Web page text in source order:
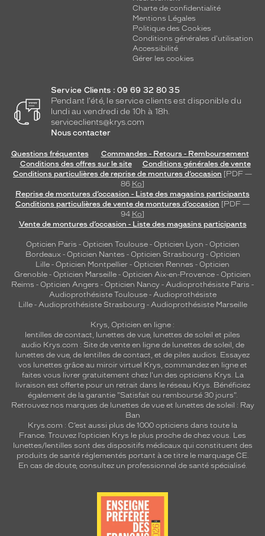
Charte de confidentialité
Mentions Légales
Politique des Cookies
Conditions générales d'utilisation
Accessibilité
Gérer les cookies
Service Clients : 09 69 32 80 35
Pendant l'été, le service clients est disponible du
lundi au vendredi de 10h à 18h.
serviceclients@krys.com
Nous contacter
Questions fréquentes
Commandes - Retours - Remboursement
Conditions des offres sur le site
Conditions générales de vente
Conditions particulières de reprise de montures d’occasion [PDF —
86 Ko]
Reprise de montures d’occasion - Liste des magasins participants
Conditions particulières de vente de montures d’occasion [PDF —
94 Ko]
Vente de montures d’occasion - Liste des magasins participants
Opticien Paris - Opticien Toulouse- Opticien Lyon - Opticien
Bordeaux- Opticien Nantes - Opticien Strasbourg - Opticien
Lille - Opticien Montpellier - Opticien Rennes - Opticien
Grenoble - Opticien Marseille - Opticien Aix-en-Provence - Opticien
Reims - Opticien Angers - Opticien Nancy - Audioprothésiste Paris -
Audioprothésiste Toulouse- Audioprothésiste
Lille- Audioprothésiste Strasbourg - Audioprothésiste Marseille
Krys, Opticien en ligne :
lentilles de contact, lunettes de vue, lunettes de soleil et piles
audio Krys.com : Site de vente en ligne de lunettes de soleil, de
lunettes de vue, de lentilles de contact, et de piles audios. Essayez
vos lunettes grâce au miroir virtuel Krys, commandez en ligne et
faites vous livrer gratuitement chez l'un des opticiens Krys. La
livraison est offerte pour un retrait dans le réseau Krys. Bénéficiez
également de la garantie "Satisfait ou remboursé 30 jours".
Retrouvez nos marques de lunettes de vue et lunettes de soleil : Ray
Ban
Krys.com : C’est aussi plus de 1000 opticiens dans toute la
France. Trouvez l’opticien Krys le plus proche de chez vous. Les
lunettes/lentilles sont des dispositifs médicaux qui constituent des
produits de santé réglementés portant à ce titre le marquage CE.
En cas de doute, consultez un professionnel de santé spécialisé.